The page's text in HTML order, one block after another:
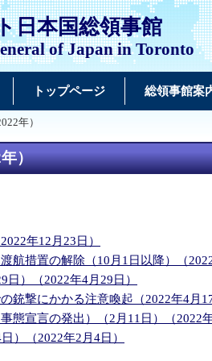
日本国総領事館
of Japan in Toronto
トップページ 総領事館案
年）
）
年12月23日）
航措置の解除（10月1日以降）（
）（2022年4月29日）
銃撃にかかる注意喚起（2022年4月
態宣言の発出）（2月11日）（2022
）（2022年2月4日）